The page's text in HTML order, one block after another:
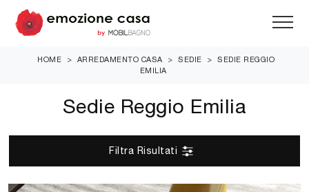
HOME > ARREDAMENTO CASA > SEDIE >
SEDIE REGGIO
EMILIA
Sedie Reggio Emilia
Filtra Risultati